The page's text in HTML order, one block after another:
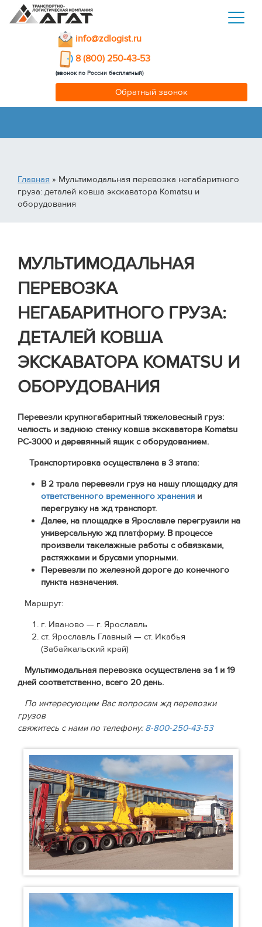
info@zdlogist.ru
8 (800) 250-43-53
(звонок по России бесплатный)
Обратный звонок
Главная » Мультимодальная перевозка негабаритного
груза: деталей ковша экскаватора Komatsu и
оборудования
МУЛЬТИМОДАЛЬНАЯ
ПЕРЕВОЗКА
НЕГАБАРИТНОГО ГРУЗА:
ДЕТАЛЕЙ КОВША
ЭКСКАВАТОРА KOMATSU И
ОБОРУДОВАНИЯ
Перевезли крупногабаритный тяжеловесный груз:
челюсть и заднюю стенку ковша экскаватора Komatsu
PC-3000 и деревянный ящик с оборудованием.
Транспортировка осуществлена в 3 этапа:
В 2 трала перевезли груз на нашу площадку для
ответственного временного хранения и
перегрузку на жд транспорт.
Далее, на площадке в Ярославле перегрузили на
универсальную жд платформу. В процессе
произвели такелажные работы с обвязками,
растяжками и брусами упорными.
Перевезли по железной дороге до конечного
пункта назначения.
Маршрут:
г. Иваново — г. Ярославль
ст. Ярославль Главный — ст. Икабья
(Забайкальский край)
Мультимодальная перевозка осуществлена за 1 и 19
дней соответственно, всего 20 день.
По интересующим Вас вопросам жд перевозки
грузов
свяжитесь с нами по телефону: 8-800-250-43-53